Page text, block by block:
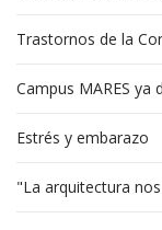
Trastornos de la
Campus MARES ya
Estrés y embarazo
"La arquitectura